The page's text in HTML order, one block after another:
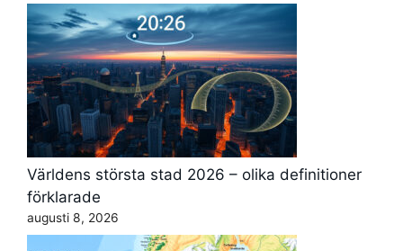
Världens största stad 2026 – olika definitioner
förklarade
augusti 8, 2026